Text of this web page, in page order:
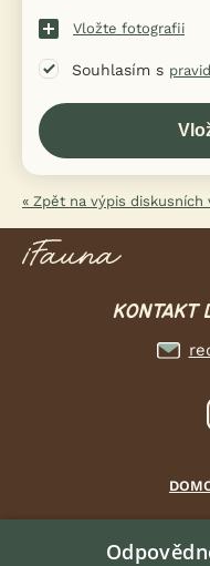
Vložte fotografii
Souhlasím s
« Zpět na výpis diskusních
KONTAKT